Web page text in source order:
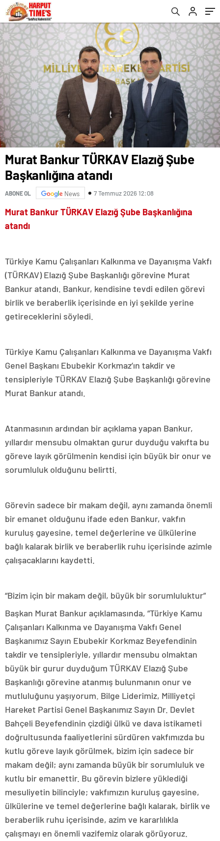
Murat Bankur TÜRKAV Elazığ Şube
Başkanlığına atandı
ABONE OL News 7 Temmuz 2026 12:08
Murat Bankur TÜRKAV Elazığ Şube Başkanlığına
atandı
Türkiye Kamu Çalışanları Kalkınma ve Dayanışma Vakfı
(TÜRKAV) Elazığ Şube Başkanlığı görevine Murat
Bankur atandı. Bankur, kendisine tevdi edilen görevi
birlik ve beraberlik içerisinde en iyi şekilde yerine
getireceklerini söyledi.
Türkiye Kamu Çalışanları Kalkınma ve Dayanışma Vakfı
Genel Başkanı Ebubekir Korkmaz’ın takdir ve
tensipleriyle TÜRKAV Elazığ Şube Başkanlığı görevine
Murat Bankur atandı.
Atanmasının ardından bir açıklama yapan Bankur,
yıllardır mensubu olmaktan gurur duyduğu vakıfta bu
göreve layık görülmenin kendisi için büyük bir onur ve
sorumluluk olduğunu belirtti.
Görevin sadece bir makam değil, aynı zamanda önemli
bir emanet olduğunu ifade eden Bankur, vakfın
kuruluş gayesine, temel değerlerine ve ülkülerine
bağlı kalarak birlik ve beraberlik ruhu içerisinde azimle
çalışacaklarını kaydetti.
“Bizim için bir makam değil, büyük bir sorumluluktur”
Başkan Murat Bankur açıklamasında, “Türkiye Kamu
Çalışanları Kalkınma ve Dayanışma Vakfı Genel
Başkanımız Sayın Ebubekir Korkmaz Beyefendinin
takdir ve tensipleriyle, yıllardır mensubu olmaktan
büyük bir gurur duyduğum TÜRKAV Elazığ Şube
Başkanlığı görevine atanmış bulunmanın onur ve
mutluluğunu yaşıyorum. Bilge Liderimiz, Milliyetçi
Hareket Partisi Genel Başkanımız Sayın Dr. Devlet
Bahçeli Beyefendinin çizdiği ülkü ve dava istikameti
doğrultusunda faaliyetlerini sürdüren vakfımızda bu
kutlu göreve layık görülmek, bizim için sadece bir
makam değil; aynı zamanda büyük bir sorumluluk ve
kutlu bir emanettir. Bu görevin bizlere yüklediği
mesuliyetin bilinciyle; vakfımızın kuruluş gayesine,
ülkülerine ve temel değerlerine bağlı kalarak, birlik ve
beraberlik ruhu içerisinde, azim ve kararlılıkla
çalışmayı en önemli vazifemiz olarak görüyoruz.